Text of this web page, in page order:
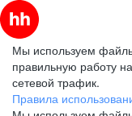
Мы используем
правильную работу
сетевой трафик.
Правила